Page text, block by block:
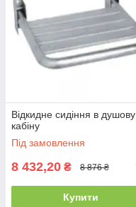
Відкидне сидіння в душову
кабіну
Під замовлення
8 432,20 ₴ 8 876 ₴
Купити